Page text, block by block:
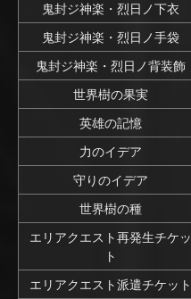
鬼封ジ神楽・烈日ノ下衣
鬼封ジ神楽・烈日ノ手袋
鬼封ジ神楽・烈日ノ背装飾
世界樹の果実
英雄の記憶
力のイデア
守りのイデア
世界樹の種
エリアクエスト再発生チケッ
ト
エリアクエスト派遣チケット